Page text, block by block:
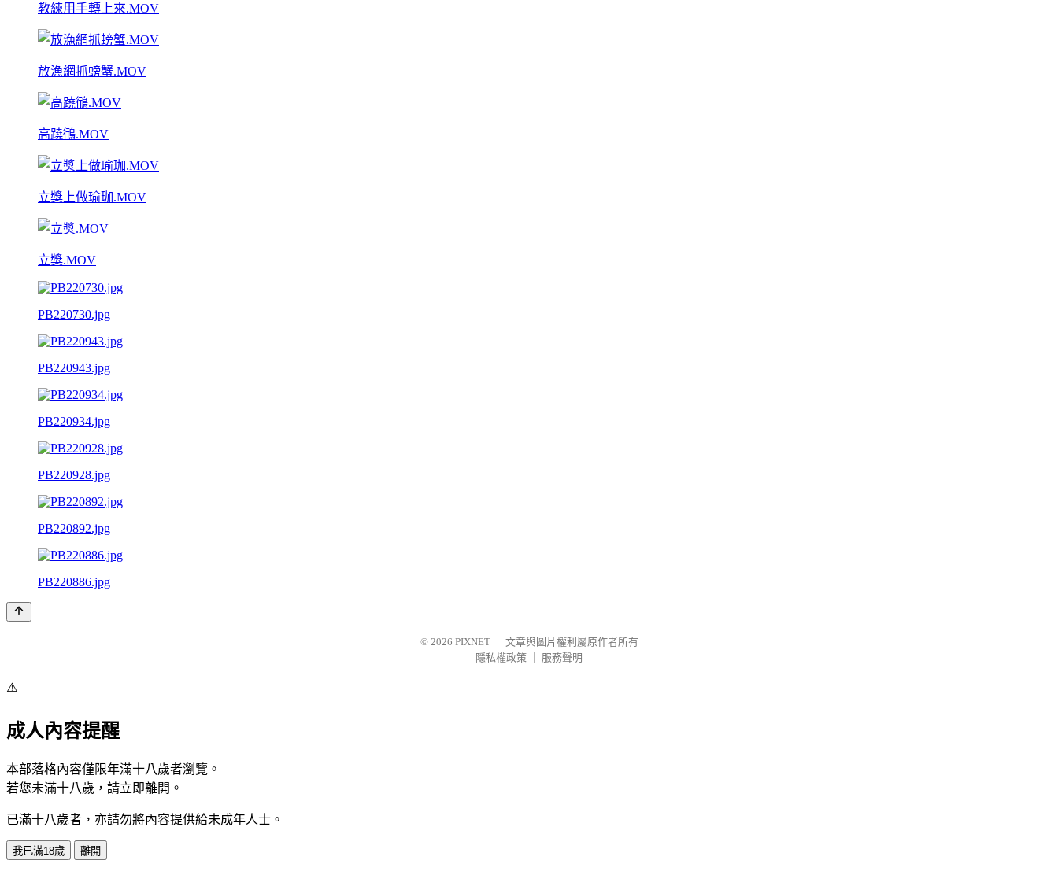
教練用手轉上來.MOV
放漁網抓螃蟹.MOV
高蹺鴴.MOV
立獎上做瑜珈.MOV
立獎.MOV
PB220730.jpg
PB220943.jpg
PB220934.jpg
PB220928.jpg
PB220892.jpg
PB220886.jpg
© 2026 PIXNET
文章與圖片權利屬原作者所有
隱私權政策
服務聲明
⚠️
成人內容提醒
本部落格內容僅限年滿十八歲者瀏覽。
若您未滿十八歲，請立即離開。
已滿十八歲者，亦請勿將內容提供給未成年人士。
我已滿18歲 離開